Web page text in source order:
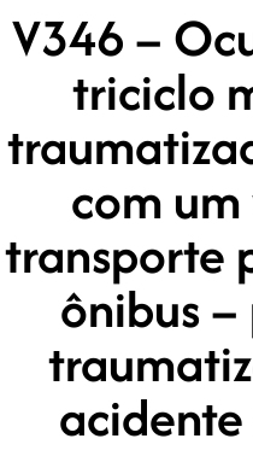
V346 –
triciclo
com
transporte
ônibus